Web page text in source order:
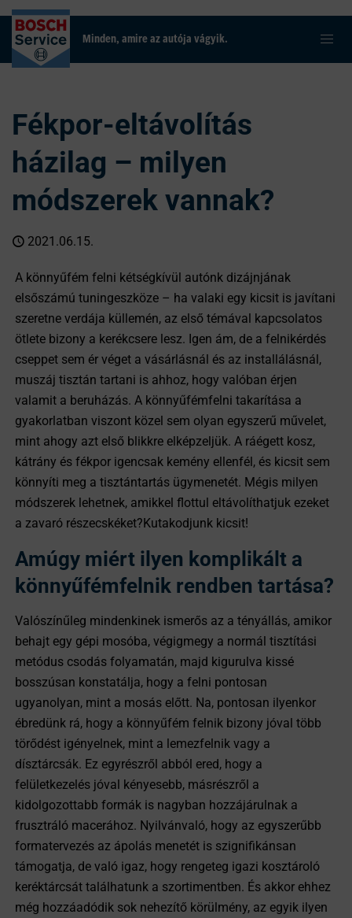
Minden, amire az autója vágyik.
Fékpor-eltávolítás
házilag – milyen
módszerek vannak?
2021.06.15.
A könnyűfém felni kétségkívül autónk dizájnjának
elsőszámú tuningeszköze – ha valaki egy kicsit is javítani
szeretne verdája küllemén, az első témával kapcsolatos
ötlete bizony a kerékcsere lesz. Igen ám, de a felnikérdés
cseppet sem ér véget a vásárlásnál és az installálásnál,
muszáj tisztán tartani is ahhoz, hogy valóban érjen
valamit a beruházás. A könnyűfémfelni takarítása a
gyakorlatban viszont közel sem olyan egyszerű művelet,
mint ahogy azt első blikkre elképzeljük. A ráégett kosz,
kátrány és fékpor igencsak kemény ellenfél, és kicsit sem
könnyíti meg a tisztántartás ügymenetét. Mégis milyen
módszerek lehetnek, amikkel flottul eltávolíthatjuk ezeket
a zavaró részecskéket?Kutakodjunk kicsit!
Amúgy miért ilyen komplikált a
könnyűfémfelnik rendben tartása?
Valószínűleg mindenkinek ismerős az a tényállás, amikor
behajt egy gépi mosóba, végigmegy a normál tisztítási
metódus csodás folyamatán, majd kigurulva kissé
bosszúsan konstatálja, hogy a felni pontosan
ugyanolyan, mint a mosás előtt. Na, pontosan ilyenkor
ébredünk rá, hogy a könnyűfém felnik bizony jóval több
törődést igényelnek, mint a lemezfelnik vagy a
dísztárcsák. Ez egyrészről abból ered, hogy a
felületkezelés jóval kényesebb, másrészről a
kidolgozottabb formák is nagyban hozzájárulnak a
frusztráló macerához. Nyilvánvaló, hogy az egyszerűbb
formatervezés az ápolás menetét is szignifikánsan
támogatja, de való igaz, hogy rengeteg igazi kosztároló
keréktárcsát találhatunk a szortimentben. És akkor ehhez
még hozzáadódik sok nehezítő körülmény, az egyik ilyen